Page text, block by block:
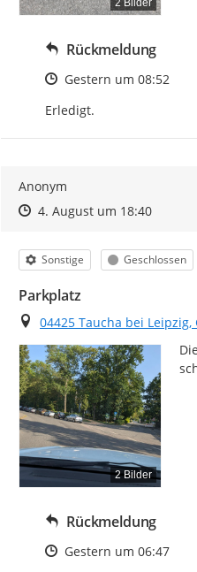
2 Bilder
Rückmeldung
Zeitpunkt des Erstellens
Gestern um 08:52
Erledigt.
Anonym
Zeitpunkt des Erstellens
Zeitpunkt des Erstellens
4. August um 18:40Zur
Kategorie
Sonstige Status
Geschlossen
Parkplatz
Ort
04425 Taucha bei
2 Bilder
Rückmeldung
Zeitpunkt des Erstellens
Gestern um 06:47